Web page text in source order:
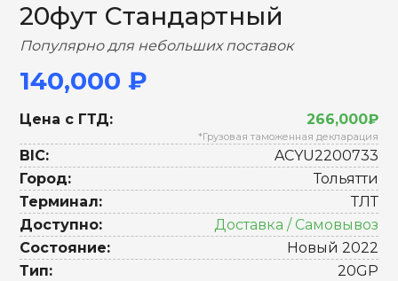
20фут Стандартный
Популярно для небольших поставок
140,000 ₽
Цена с ГТД: 266,000₽
*Грузовая таможенная декларация
BIC:
ACYU2200733
Город:
Тольятти
Терминал:
ТЛТ
Доступно:
Доставка / Самовывоз
Состояние:
Новый 2022
Тип:
20GP